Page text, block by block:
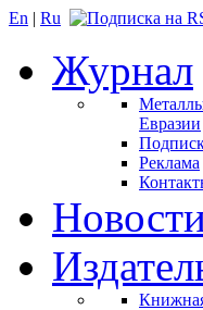
En | Ru
Журнал
Евразии
Реклама